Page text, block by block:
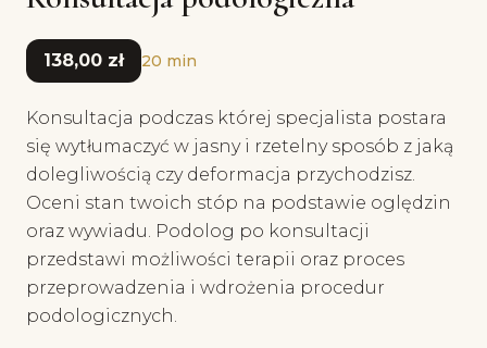
138,00 zł 20 min
Konsultacja podczas której specjalista postara
się wytłumaczyć w jasny i rzetelny sposób z jaką
dolegliwością czy deformacja przychodzisz.
Oceni stan twoich stóp na podstawie oględzin
oraz wywiadu. Podolog po konsultacji
przedstawi możliwości terapii oraz proces
przeprowadzenia i wdrożenia procedur
podologicznych.